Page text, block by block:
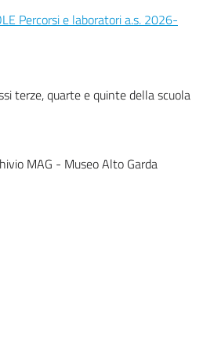
Percorsi e laboratori a.s. 2026-
terze, quarte e quinte della scuola
MAG - Museo Alto Garda